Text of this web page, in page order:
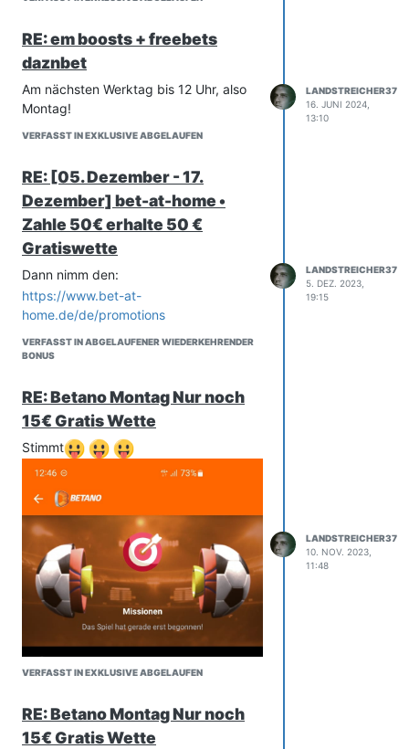
RE: em boosts + freebets
daznbet
Am nächsten Werktag bis 12 Uhr, also
Montag!
VERFASST IN EXKLUSIVE ABGELAUFEN
LANDSTREICHER37
16. JUNI 2024,
13:10
RE: [05. Dezember - 17.
Dezember] bet-at-home •
Zahle 50€ erhalte 50 €
Gratiswette
Dann nimm den:
https://www.bet-at-
home.de/de/promotions
VERFASST IN ABGELAUFENER WIEDERKEHRENDER
BONUS
LANDSTREICHER37
5. DEZ. 2023,
19:15
RE: Betano Montag Nur noch
15€ Gratis Wette
Stimmt
VERFASST IN EXKLUSIVE ABGELAUFEN
LANDSTREICHER37
10. NOV. 2023,
11:48
RE: Betano Montag Nur noch
15€ Gratis Wette